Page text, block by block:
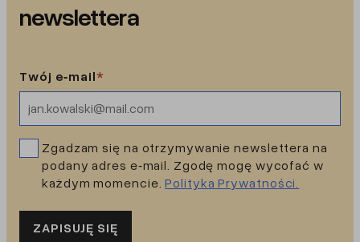
newslettera
Twój e‑mail*
Zgadzam się na otrzymywanie newslettera na
podany adres e‑mail. Zgodę mogę wycofać w
każdym momencie.Polityka Prywatności.
ZAPISUJĘ SIĘ